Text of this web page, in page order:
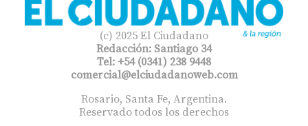
(c) 2025 El Ciudadano
Redacción: Santiago 34
Tel: +54 (0341) 238 9448
comercial@elciudadanoweb.com​
Rosario, Santa Fe, Argentina.
Reservado todos los derechos